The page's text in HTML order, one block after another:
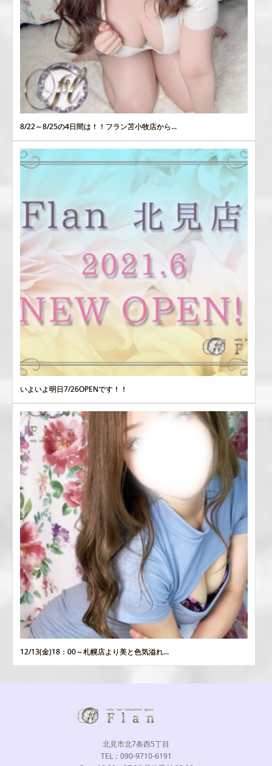
8/22～8/25の4日間は！！フラン苫小牧店から...
いよいよ明日7/26OPENです！！
12/13(金)18：00～札幌店より美と色気溢れ...
北見市北7条西5丁目
TEL：090-9710-6191